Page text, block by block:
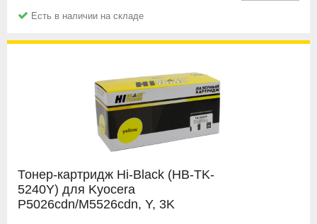
Есть в наличии на складе
Тонер-картридж Hi-Black (HB-TK-
5240Y) для Kyocera
P5026cdn/M5526cdn, Y, 3K